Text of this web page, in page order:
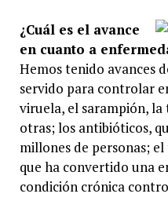
¿Cuál es el avance
en cuanto a
Hemos tenido avances
servido para controlar
viruela, el sarampión,
otras; los antibióticos,
millones de personas;
que ha convertido una
condición crónica